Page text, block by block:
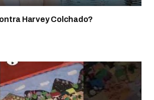
Harvey Colchado?